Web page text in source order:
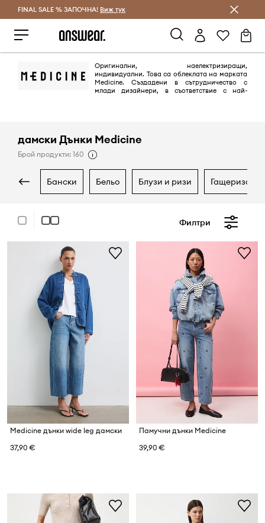
Спестявай с Answear Club
FINAL SALE % ЗАПОЧНА! Виж тук
Оригинални, наелектризиращи,
индивидуални. Това са облеклата на марката
Medicine. Създадени в сътрудничество с
млади дизайнери, в съответствие с най-
дамски Дънки Medicine
Брой продукти: 160
бански бельо блузи и ризи гащеризони
Филтри
Medicine дънки wide leg дамски
37,90 €
Памучни дънки Medicine
39,90 €